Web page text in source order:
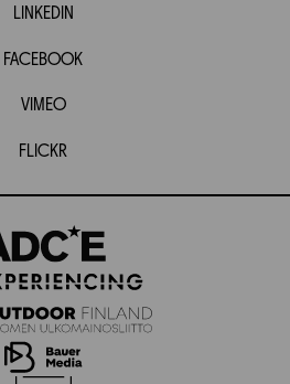
LINKEDIN
FACEBOOK
VIMEO
FLICKR